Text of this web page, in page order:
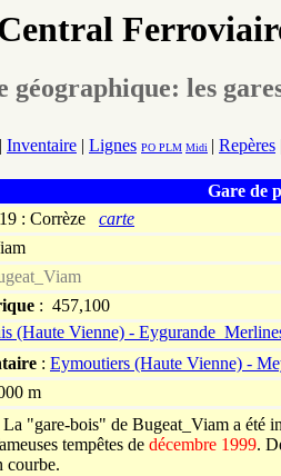
géographique: les
| Inventaire | Lignes PO PLM Midi | Repères
Gare de
19 : Corrèze carte
: 457,100
(Haute Vienne) -
: Eymoutiers (Haute Vienne) -
m
La "gare-bois" de Bugeat_Viam a été
tempêtes de décembre 1999.
courbe.